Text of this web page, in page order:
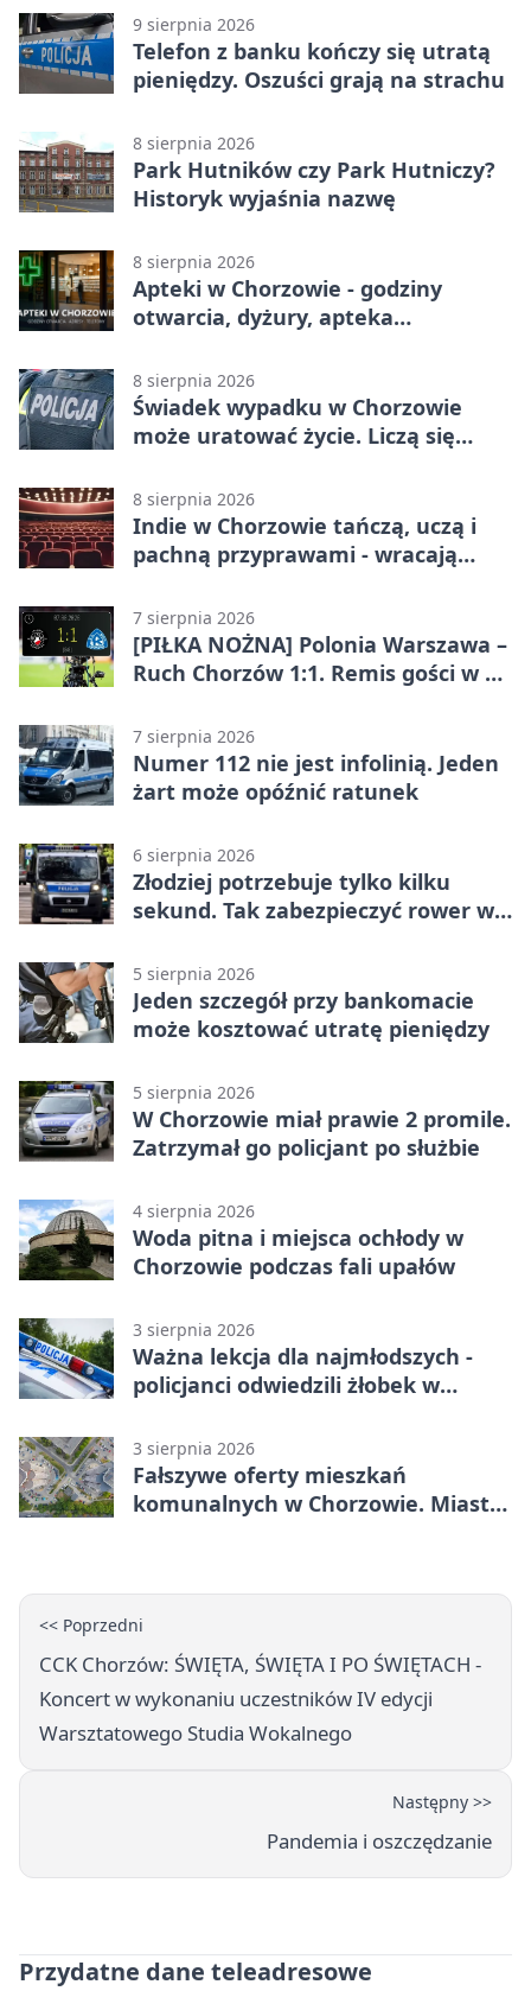
9 sierpnia 2026
Telefon z banku kończy się utratą
pieniędzy. Oszuści grają na strachu
8 sierpnia 2026
Park Hutników czy Park Hutniczy?
Historyk wyjaśnia nazwę
8 sierpnia 2026
Apteki w Chorzowie - godziny
otwarcia, dyżury, apteka
8 sierpnia 2026
Świadek wypadku w Chorzowie
może uratować życie. Liczą się
8 sierpnia 2026
Indie w Chorzowie tańczą, uczą i
pachną przyprawami - wracają
7 sierpnia 2026
[PIŁKA NOŻNA] Polonia Warszawa –
Ruch Chorzów 1:1. Remis gości w 3.
7 sierpnia 2026
Numer 112 nie jest infolinią. Jeden
żart może opóźnić ratunek
6 sierpnia 2026
Złodziej potrzebuje tylko kilku
sekund. Tak zabezpieczyć rower w
5 sierpnia 2026
Jeden szczegół przy bankomacie
może kosztować utratę pieniędzy
5 sierpnia 2026
W Chorzowie miał prawie 2 promile.
Zatrzymał go policjant po służbie
4 sierpnia 2026
Woda pitna i miejsca ochłody w
Chorzowie podczas fali upałów
3 sierpnia 2026
Ważna lekcja dla najmłodszych -
policjanci odwiedzili żłobek w
3 sierpnia 2026
Fałszywe oferty mieszkań
komunalnych w Chorzowie. Miasto
<< Poprzedni
CCK Chorzów: ŚWIĘTA, ŚWIĘTA I PO ŚWIĘTACH -
Koncert w wykonaniu uczestników IV edycji
Warsztatowego Studia Wokalnego
Następny >>
Pandemia i oszczędzanie
Przydatne dane teleadresowe